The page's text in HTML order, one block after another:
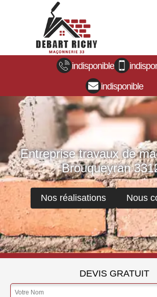
indisponible
indisponible
Entreprise travaux de
Brouqueyran
Nos réalisations Nous
DEVIS GRATUIT